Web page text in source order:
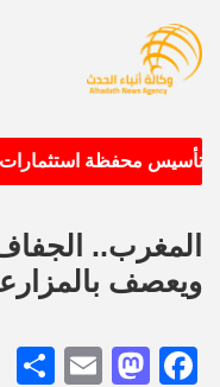
تأسيس محفظة استثمارات
المغرب..
ويعصف
Facebook